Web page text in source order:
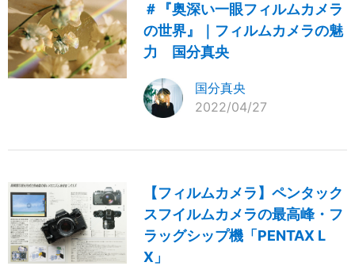
＃『奥深い一眼フィルムカメラ
の世界』｜フィルムカメラの魅
力 国分真央
国分真央
2022/04/27
【フィルムカメラ】ペンタック
スフイルムカメラの最高峰・フ
ラッグシップ機「PENTAX L
X」